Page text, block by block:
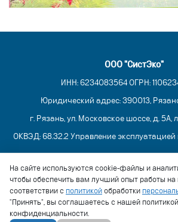
ООО "СистЭко"
ИНН: 6234083564 ОГРН:
Юридический адрес: 390013,
г. Рязань, ул. Московское шоссе, д. 5А,
ОКВЭД: 68.32.2 Управление
вознаграждение или на
Контакты
+7 (4912) 77-93-60
secretar@sisteco.ru
На сайте используются cookie-файлы и
чтобы обеспечить вам лучший опыт работы
соответствии с политикой обработки
"Принять", вы соглашаетесь с нашей политикой
конфиденциальности.